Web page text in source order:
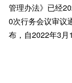
管理办法》已经
0次行务会议审议
布，自2022年3月